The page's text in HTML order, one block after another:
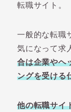
転職サイト。
一般的な転職
気になって求
合は企業やヘ
ングを受ける
他の転職サイ